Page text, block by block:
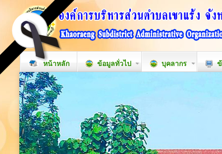
หน้าหลัก ข้อมูลทั่วไป บุคลากร